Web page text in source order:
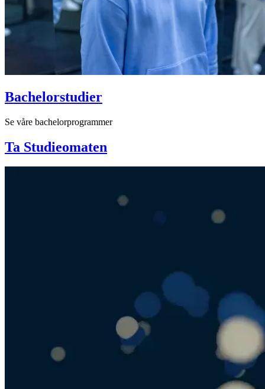
Bachelorstudier
Se våre bachelorprogrammer
Ta Studieomaten